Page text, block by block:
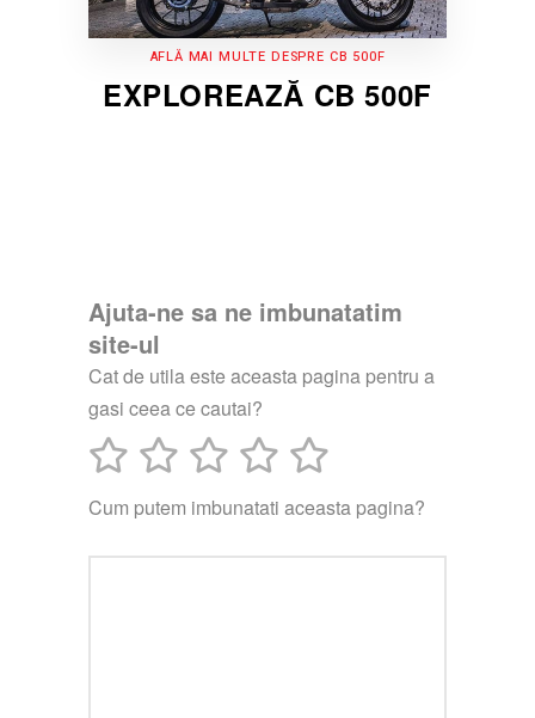
AFLĂ MAI MULTE DESPRE CB 500F
EXPLOREAZĂ CB 500F
Ajuta-ne sa ne imbunatatim
site-ul
Cat de utila este aceasta pagina pentru a
gasi ceea ce cautai?
Cum putem imbunatati aceasta pagina?